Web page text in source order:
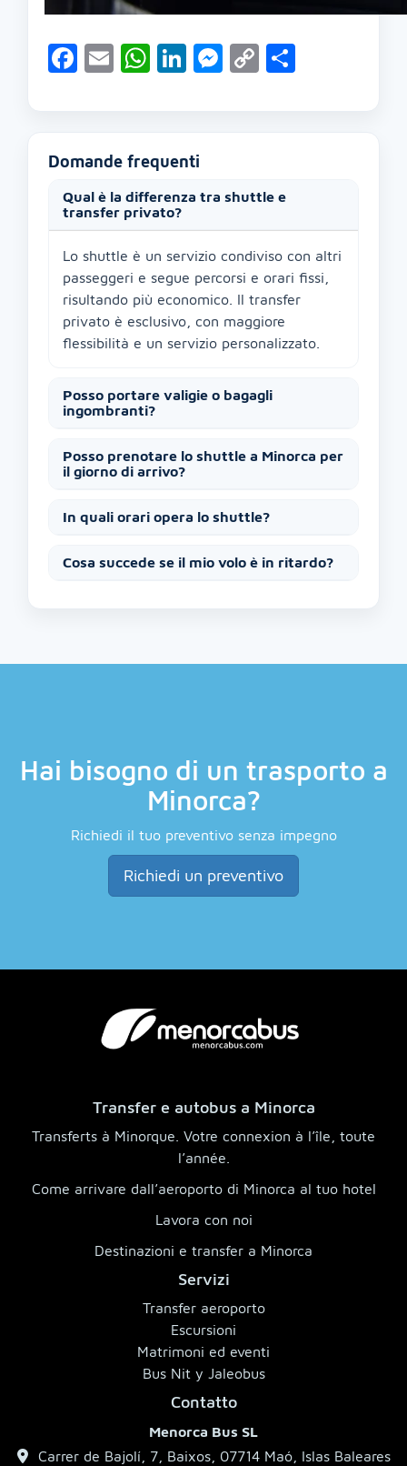
Facebook
EmailWhatsApp
LinkedIn
Messenger
Copy
Domande frequenti
Qual è la differenza tra shuttle e
transfer privato?
Lo shuttle è un servizio condiviso con altri
passeggeri e segue percorsi e orari fissi,
risultando più economico. Il transfer
privato è esclusivo, con maggiore
flessibilità e un servizio personalizzato.
Posso portare valigie o bagagli
ingombranti?
Posso prenotare lo shuttle a Minorca per
il giorno di arrivo?
In quali orari opera lo shuttle?
Cosa succede se il mio volo è in ritardo?
Hai bisogno di un trasporto a
Minorca?
Richiedi il tuo preventivo senza impegno
Richiedi un preventivo
Transfer e autobus a Minorca
Transferts à Minorque. Votre connexion à l’île, toute
l’année.
Come arrivare dall’aeroporto di Minorca al tuo hotel
Lavora con noi
Destinazioni e transfer a Minorca
Servizi
Transfer aeroporto
Escursioni
Matrimoni ed eventi
Bus Nit y Jaleobus
Contatto
Menorca Bus SL
Carrer de Bajolí, 7, Baixos, 07714 Maó, Islas Baleares